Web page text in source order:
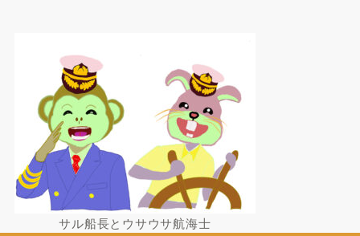
サル船長とウサウサ航海士